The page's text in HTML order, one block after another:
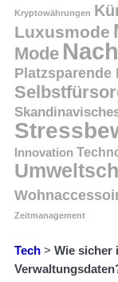
Kryptowährungen
Luxusmode
Mode
Platzsparende
Innovation
Zeitmanagement
Tech > Wie sicher